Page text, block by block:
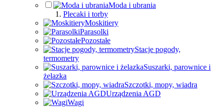
Moda i ubrania
Plecaki i torby
Moskitiery
Parasolki
Pozostałe
Stacje pogody,
termometry
Suszarki, parownice i
żelazka
Szczotki, mopy, wiadra
Urządzenia AGD
Wagi